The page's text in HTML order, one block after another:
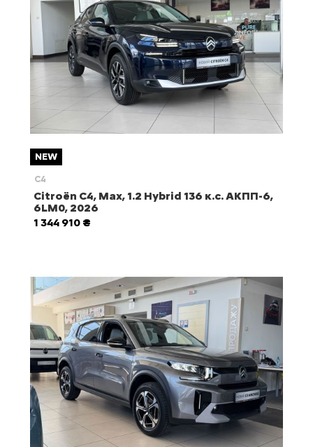
NEW
C4
Citroën С4, Max, 1.2 Hybrid 136 к.с. AКПП-6,
6LM0, 2026
1 344 910 ₴